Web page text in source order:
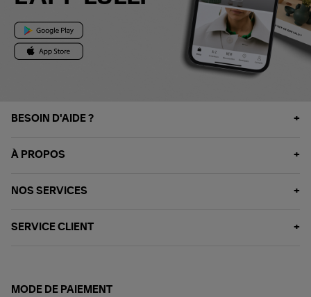
BESOIN D'AIDE ?
À PROPOS
NOS SERVICES
SERVICE CLIENT
MODE DE PAIEMENT